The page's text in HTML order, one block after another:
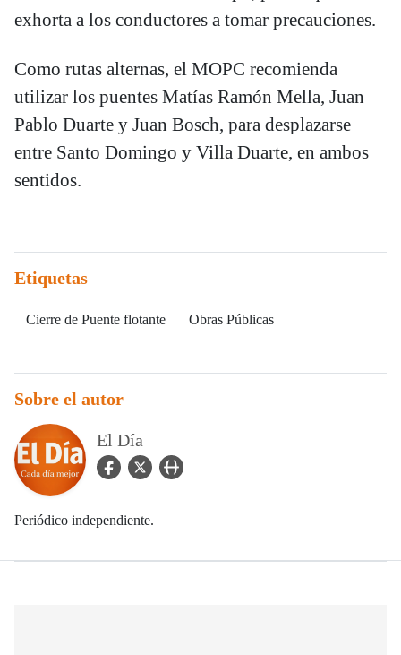
exhorta a los conductores a tomar precauciones.
Como rutas alternas, el MOPC recomienda
utilizar los puentes Matías Ramón Mella, Juan
Pablo Duarte y Juan Bosch, para desplazarse
entre Santo Domingo y Villa Duarte, en ambos
sentidos.
Etiquetas
Cierre de Puente flotante Obras Públicas
Sobre el autor
El Día
facebook Icon
twitter Iconuser_url Icon
Periódico independiente.